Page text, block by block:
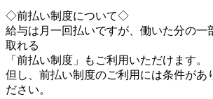
◇前払い制度について◇
給与は月一回払いですが、働いた分の一
取れる
「前払い制度」もご利用いただけます。
但し、前払い制度のご利用には条件があ
ださい。